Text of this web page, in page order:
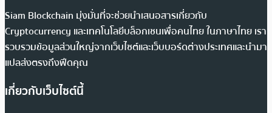
Siam Blockchain มุ่งมั่นที่จะช่วยนำเสนอสารเกี่ยวกับ
Cryptocurrency และเทคโนโลยีบล็อกเชนเพื่อคนไทย ในภาษาไทย เรา
รวบรวมข้อมูลส่วนใหญ่จากเว็บไซต์และเว็บบอร์ดต่างประเทศและนำมา
แปลส่งตรงถึงฟีดคุณ
เกี่ยวกับเว็บไซต์นี้